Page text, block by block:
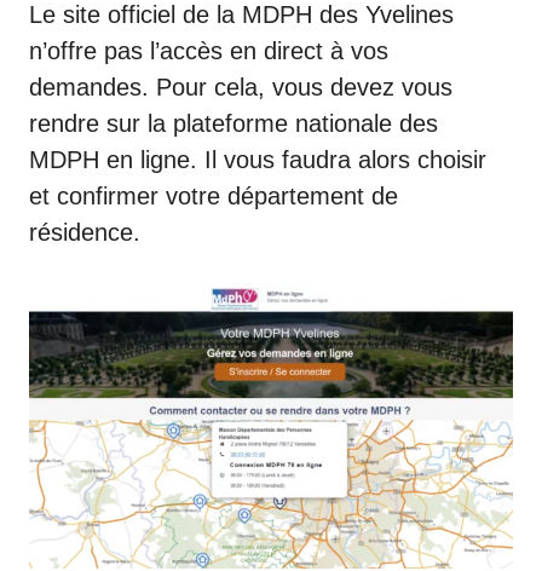
Le site officiel de la MDPH des Yvelines
n’offre pas l’accès en direct à vos
demandes. Pour cela, vous devez vous
rendre sur la plateforme nationale des
MDPH en ligne. Il vous faudra alors choisir
et confirmer votre département de
résidence.